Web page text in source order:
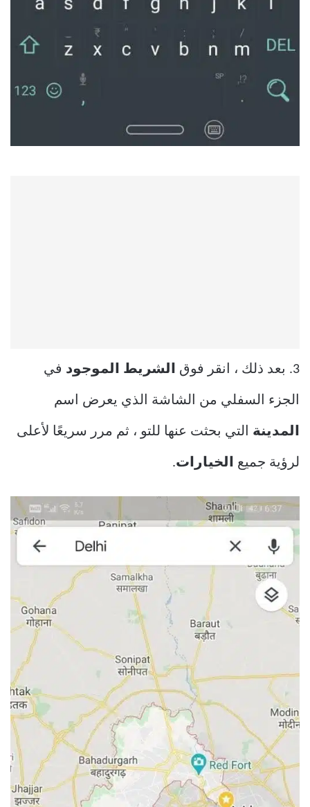
3. بعد ذلك ، انقر فوق الشريط الموجود في
الجزء السفلي من الشاشة الذي يعرض اسم
المدينة التي بحثت عنها للتو ، ثم مرر سريعًا لأعلى
لرؤية جميع الخيارات.